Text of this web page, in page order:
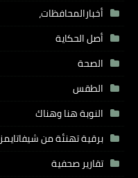
أخبارالمحافظات،
أصل الحكاية
الصحة
الطقس
النوبة هنا وهناك
برقية تهنئة من شيفاتايمز
تقارير صحفية